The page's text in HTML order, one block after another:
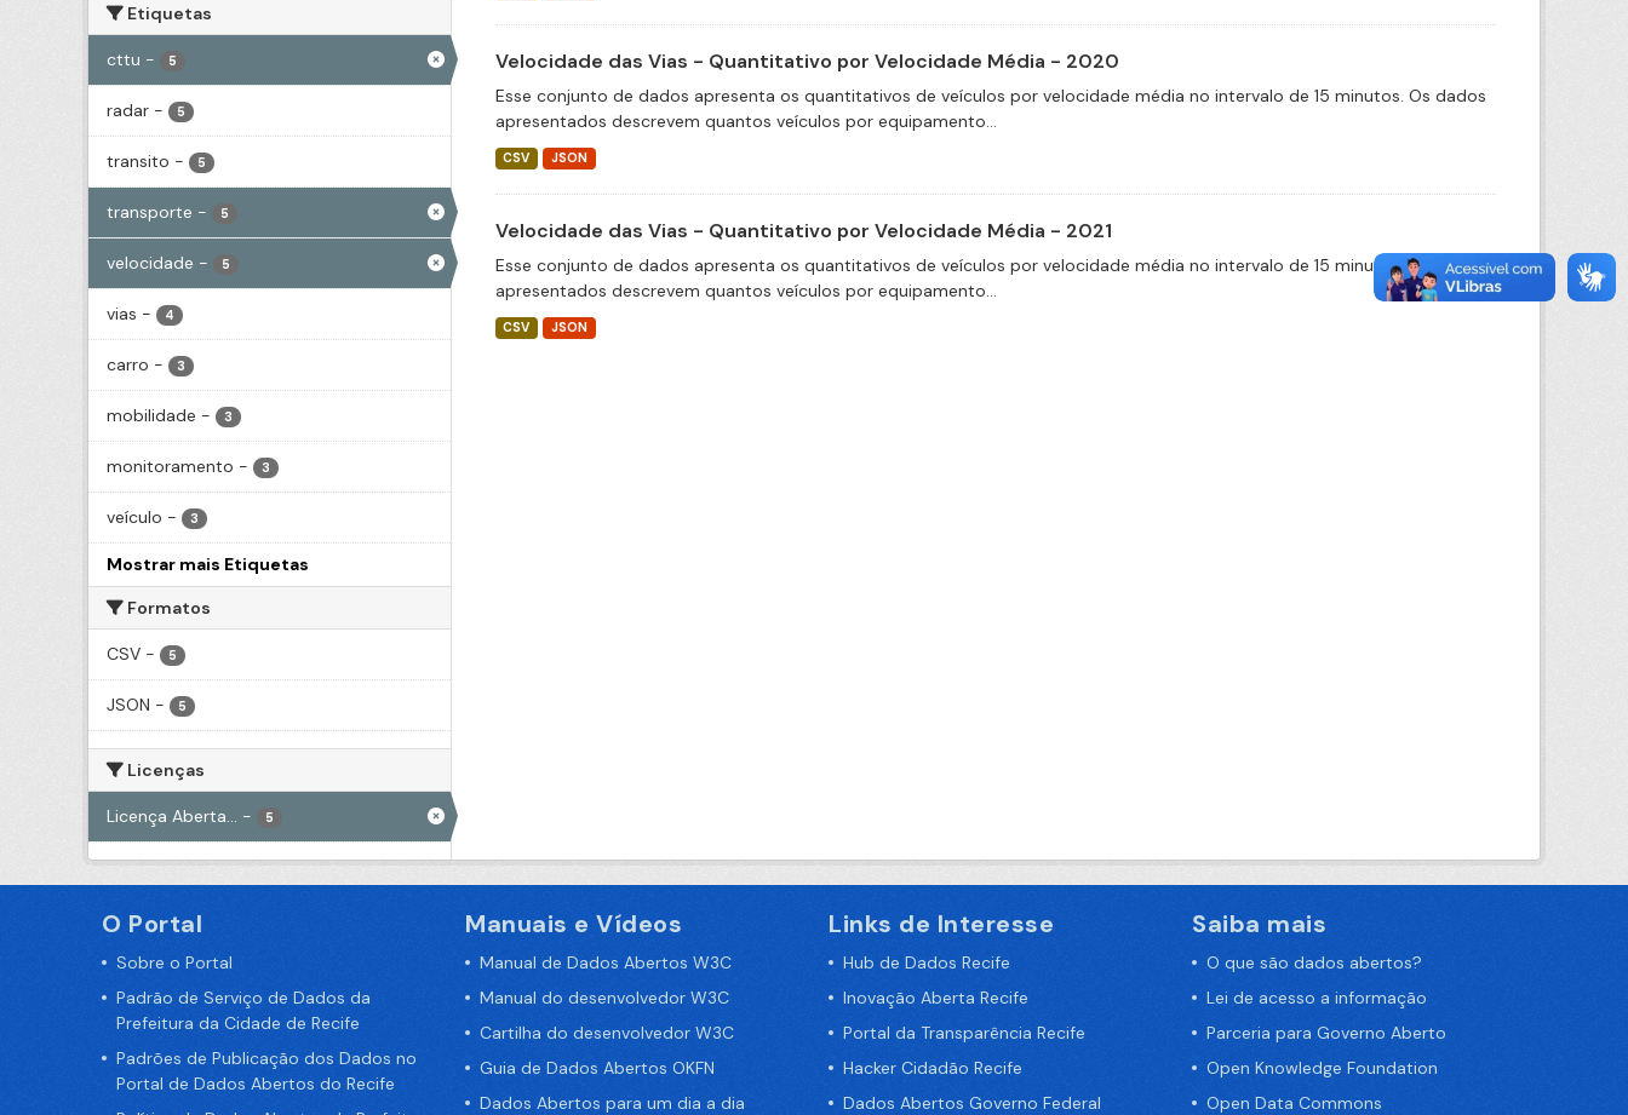
Etiquetas
cttu - 5
radar - 5
transito - 5
transporte - 5
velocidade - 5
vias - 4
carro - 3
mobilidade - 3
monitoramento - 3
veículo - 3
Mostrar mais Etiquetas
Formatos
CSV - 5
JSON - 5
Licenças
Licença Aberta... - 5
Velocidade das Vias - Quantitativo por Velocidade Média - 2020
Esse conjunto de dados apresenta os quantitativos de veículos por velocidade média no intervalo de 15 minutos. Os dados
apresentados descrevem quantos veículos por equipamento...
CSV JSON
Velocidade das Vias - Quantitativo por Velocidade Média - 2021
Esse conjunto de dados apresenta os quantitativos de veículos por velocidade média no intervalo de 15 minutos. Os dados
apresentados descrevem quantos veículos por equipamento...
CSV JSON
O Portal
Sobre o Portal
Padrão de Serviço de Dados da
Prefeitura da Cidade de Recife
Padrões de Publicação dos Dados no
Portal de Dados Abertos do Recife
Manuais e Vídeos
Manual de Dados Abertos W3C
Manual do desenvolvedor W3C
Cartilha do desenvolvedor W3C
Guia de Dados Abertos OKFN
Dados Abertos para um dia a dia
Links de Interesse
Hub de Dados Recife
Inovação Aberta Recife
Portal da Transparência Recife
Hacker Cidadão Recife
Dados Abertos Governo Federal
Saiba mais
O que são dados abertos?
Lei de acesso a informação
Parceria para Governo Aberto
Open Knowledge Foundation
Open Data Commons